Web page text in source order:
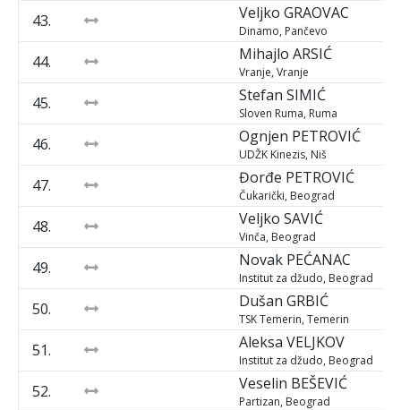
43. Veljko GRAOVAC
Dinamo, Pančevo
44. Mihajlo ARSIĆ
Vranje, Vranje
45. Stefan SIMIĆ
Sloven Ruma, Ruma
46. Ognjen PETROVIĆ
UDŽK Kinezis, Niš
47. Đorđe PETROVIĆ
Čukarički, Beograd
48. Veljko SAVIĆ
Vinča, Beograd
49. Novak PEĆANAC
Institut za džudo, Beograd
50. Dušan GRBIĆ
TSK Temerin, Temerin
51. Aleksa VELJKOV
Institut za džudo, Beograd
52. Veselin BEŠEVIĆ
Partizan, Beograd